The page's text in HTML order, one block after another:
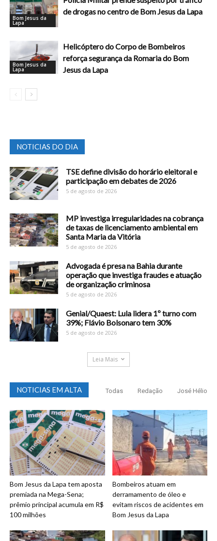
Bom Jesus da
Lapa
de drogas no centro de Bom Jesus da Lapa
Bom Jesus da
Lapa
Helicóptero do Corpo de Bombeiros
reforça segurança da Romaria do Bom
Jesus da Lapa
NOTICIAS DO DIA
TSE define divisão do horário eleitoral e
participação em debates de 2026
5 de agosto de 2026
MP investiga irregularidades na cobrança
de taxas de licenciamento ambiental em
Santa Maria da Vitória
5 de agosto de 2026
Advogada é presa na Bahia durante
operação que investiga fraudes e atuação
de organização criminosa
5 de agosto de 2026
Genial/Quaest: Lula lidera 1º turno com
39%; Flávio Bolsonaro tem 30%
5 de agosto de 2026
Leia Mais
NOTICIAS EM ALTA Todas Redação José Hélio
Bom Jesus da Lapa tem aposta
premiada na Mega-Sena;
prêmio principal acumula em R$
100 milhões
Bombeiros atuam em
derramamento de óleo e
evitam riscos de acidentes em
Bom Jesus da Lapa